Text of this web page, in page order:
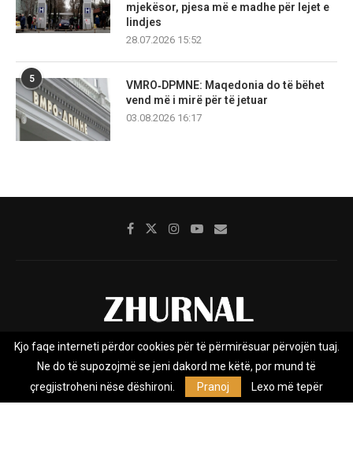
mjekësor, pjesa më e madhe për lejet e
lindjes
28.07.2026 15:52
5
VMRO‑DPMNE: Maqedonia do të bëhet
vend më i mirë për të jetuar
03.08.2026 16:17
Rreth nesh Impresumi Marketing
Kontakt
Privacy Policy
Zhurnal.mk është Agjenci e Lajmeve e pavarur, e themeluar në vitin
Kjo faqe interneti përdor cookies për të përmirësuar përvojën tuaj.
Ne do të supozojmë se jeni dakord me këtë, por mund të
çregjistroheni nëse dëshironi.
Pranoj Lexo më tepër